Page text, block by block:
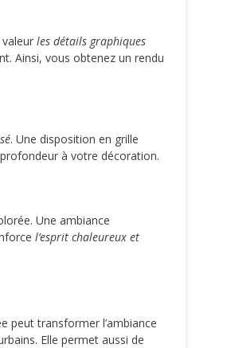
les détails graphiques
Ainsi, vous obtenez un rendu
. Une disposition en grille
à votre décoration.
Une ambiance
l’esprit chaleureux et
peut transformer l’ambiance
Elle permet aussi de